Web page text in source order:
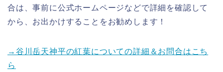
合は、事前に公式ホームページなどで詳細を確認して
から、お出かけすることをお勧めし ます！
→谷川岳天神平の紅葉についての詳細＆お問合はこち
ら